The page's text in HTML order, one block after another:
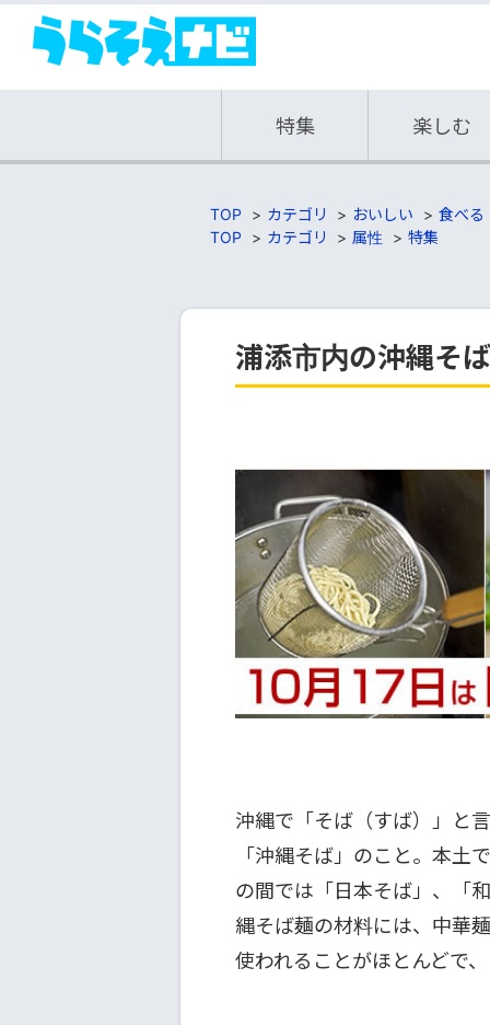
特集 楽しむ
TOP カテゴリ おいしい
食べる
TOP
カテゴリ 属性 特集
浦添市内の沖縄そ
沖縄で「そば（すば）」と
「沖縄そば」のこと。本土
の間では「日本そば」、「
縄そば麺の材料には、中華
使われることがほとんどで